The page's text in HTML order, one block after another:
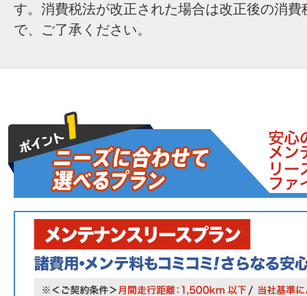
す。消費税法が改正された場合は改正後の消費
で、ご了承ください。